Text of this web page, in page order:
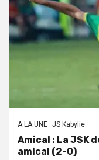
A LA UNE JS Kabylie
Amical : La JSK
amical (2-0)